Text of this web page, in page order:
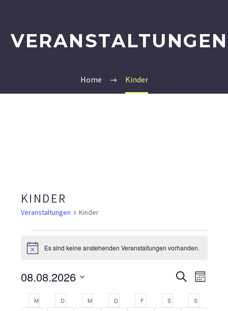
VERANSTALTUNGEN
Home Kinder
KINDER
Veranstaltungen Kinder
VERANSTALTUNGEN
HinweisEs sind keine anstehenden Veranstaltungen vorhanden.
SucheMonat
08.08.2026
Datum
wählen.
KALENDER
MMONTAGD DIENSTAG
MMITTWOCH
DDONNERSTAG
F FREITAGSSAMSTAG
S